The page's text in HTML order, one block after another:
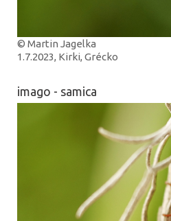
© Martin Jagelka
1.7.2023, Kirki, Grécko
imago - samica